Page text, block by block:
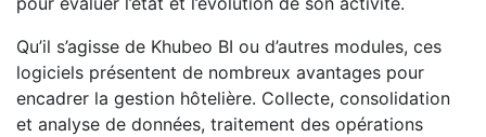
Qu’il s’agisse de Khubeo BI ou d’autres modules, ces
logiciels présentent de nombreux avantages pour
encadrer la gestion hôtelière. Collecte, consolidation
et analyse de données, traitement des opérations